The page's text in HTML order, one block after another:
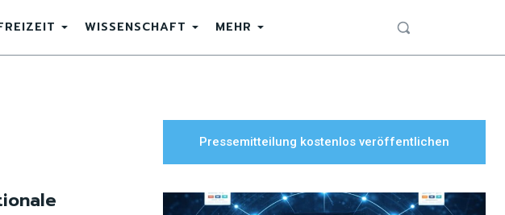
WISSENSCHAFT MEHR
Pressemitteilung kostenlos veröffentlichen